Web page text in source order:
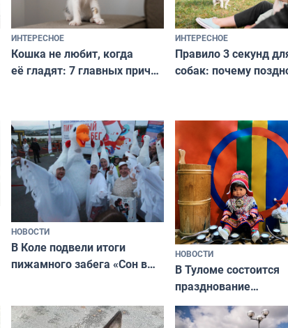
ИНТЕРЕСНОЕ
Кошка не любит, когда
её гладят: 7 главных причин
независимому питомцу
ИНТЕРЕСНОЕ
Правило 3 секунд
собак: почему
питомцу всё сразу и
криков
НОВОСТИ
В Коле подвели итоги
пижамного забега «Сон в
НОВОСТИ
В Туломе состоится
празднование
Международного
коренных народов